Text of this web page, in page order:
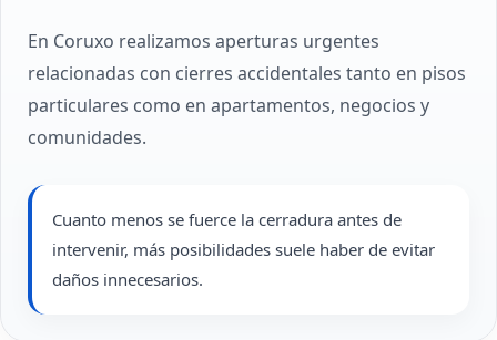
En Coruxo realizamos aperturas urgentes
relacionadas con cierres accidentales tanto en pisos
particulares como en apartamentos, negocios y
comunidades.
Cuanto menos se fuerce la cerradura antes de
intervenir, más posibilidades suele haber de evitar
daños innecesarios.